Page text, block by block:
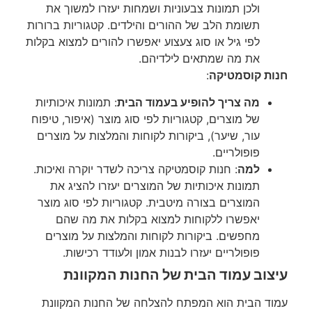
ולכן תמונות צבעוניות ושמחות יעזרו למשוך את
תשומת הלב של ההורים והילדים. קטגוריות ברורות
לפי גיל או סוג צעצוע יאפשרו להורים למצוא בקלות
את מה שמתאים לילדיהם.
חנות קוסמטיקה:
מה צריך להופיע בעמוד הבית: תמונות איכותיות
של מוצרים, קטגוריות לפי סוג מוצר (איפור, טיפוח
עור, שיער), ביקורות לקוחות והמלצות על מוצרים
פופולריים.
למה: חנות קוסמטיקה צריכה לשדר יוקרה ואיכות.
תמונות איכותיות של המוצרים יעזרו להציג את
המוצרים בצורה מיטבית. קטגוריות לפי סוג מוצר
יאפשרו ללקוחות למצוא בקלות את מה שהם
מחפשים. ביקורות לקוחות והמלצות על מוצרים
פופולריים יעזרו לבנות אמון ולעודד רכישות.
עיצוב עמוד הבית של החנות המקוונת
עמוד הבית הוא המפתח להצלחה של החנות המקוונת